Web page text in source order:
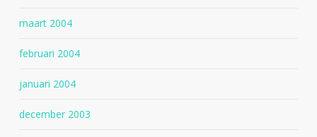
maart 2004
februari 2004
januari 2004
december 2003